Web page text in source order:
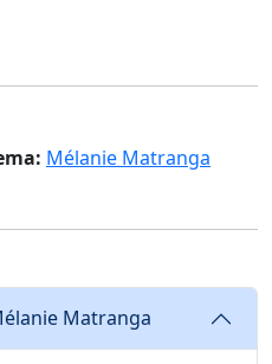
Mélanie Matranga
Matranga